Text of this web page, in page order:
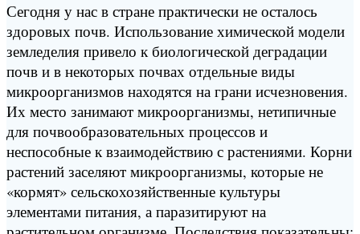
Сегодня у нас в стране практически не осталось
здоровых почв. Использование химической модели
земледелия привело к биологической деградации
почв и в некоторых почвах отдельные виды
микроорганизмов находятся на грани исчезновения.
Их место занимают микроорганизмы, нетипичные
для почвообразовательных процессов и
неспособные к взаимодействию с растениями. Корни
растений заселяют микроорганизмы, которые не
«кормят» сельскохозяйственные культуры
элементами питания, а паразитируют на